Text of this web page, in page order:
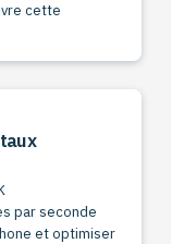
cette
par seconde
et optimiser